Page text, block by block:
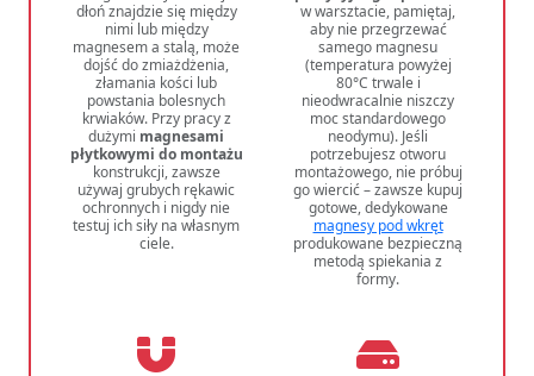
dłoń znajdzie się między
nimi lub między
magnesem a stalą, może
dojść do zmiażdżenia,
złamania kości lub
powstania bolesnych
krwiaków. Przy pracy z
dużymi magnesami
płytkowymi do montażu
konstrukcji, zawsze
używaj grubych rękawic
ochronnych i nigdy nie
testuj ich siły na własnym
ciele.
w warsztacie, pamiętaj,
aby nie przegrzewać
samego magnesu
(temperatura powyżej
80°C trwale i
nieodwracalnie niszczy
moc standardowego
neodymu). Jeśli
potrzebujesz otworu
montażowego, nie próbuj
go wiercić – zawsze kupuj
gotowe, dedykowane
magnesy pod wkręt
produkowane bezpieczną
metodą spiekania z
formy.